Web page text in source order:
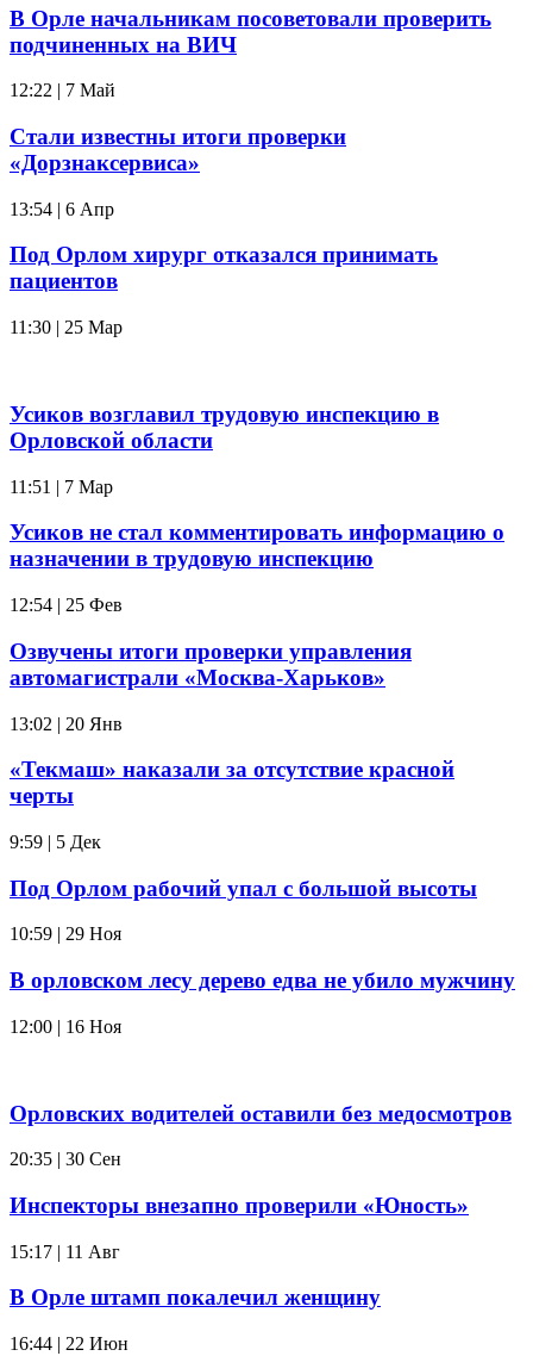
В Орле начальникам посоветовали проверить
подчиненных на ВИЧ
12:22 | 7 Май
Стали известны итоги проверки
«Дорзнаксервиса»
13:54 | 6 Апр
Под Орлом хирург отказался принимать
пациентов
11:30 | 25 Мар
Усиков возглавил трудовую инспекцию в
Орловской области
11:51 | 7 Мар
Усиков не стал комментировать информацию о
назначении в трудовую инспекцию
12:54 | 25 Фев
Озвучены итоги проверки управления
автомагистрали «Москва-Харьков»
13:02 | 20 Янв
«Текмаш» наказали за отсутствие красной
черты
9:59 | 5 Дек
Под Орлом рабочий упал с большой высоты
10:59 | 29 Ноя
В орловском лесу дерево едва не убило мужчину
12:00 | 16 Ноя
Орловских водителей оставили без медосмотров
20:35 | 30 Сен
Инспекторы внезапно проверили «Юность»
15:17 | 11 Авг
В Орле штамп покалечил женщину
16:44 | 22 Июн